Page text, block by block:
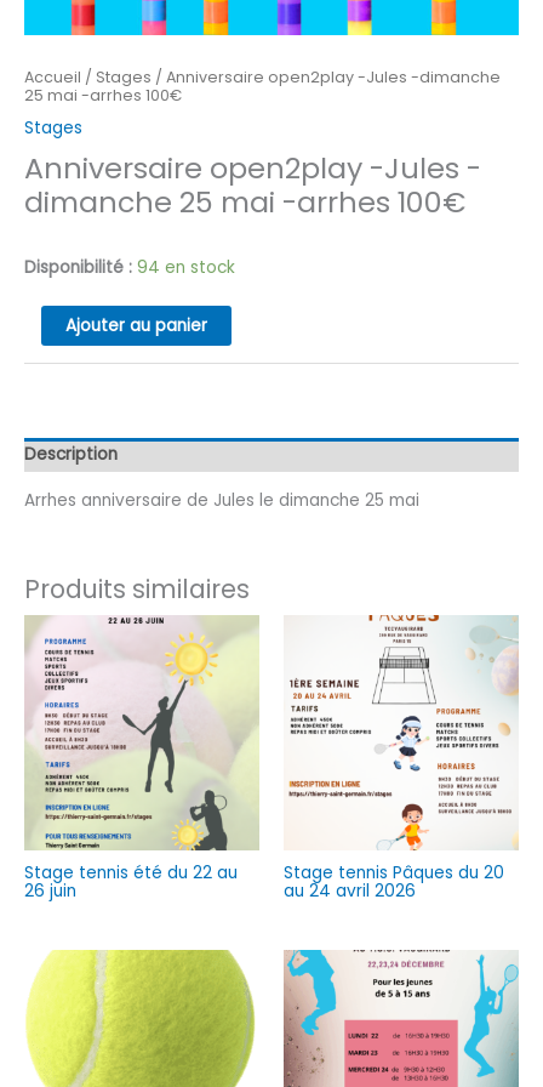
Accueil / Stages / Anniversaire open2play -Jules -dimanche
25 mai -arrhes 100€
Stages
Anniversaire open2play -Jules -
dimanche 25 mai -arrhes 100€
Disponibilité : 94 en stock
quantité
Anniversaire
open2play
dimanche
25
mai
-
arrhes
Ajouter au panier
Description
Arrhes anniversaire de Jules le dimanche 25 mai
Produits similaires
Stage tennis été du 22 au
26 juin
Stage tennis Pâques du 20
au 24 avril 2026